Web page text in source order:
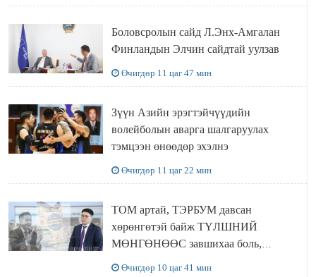
Боловсролын сайд Л.Энх-Амгалан
Финландын Элчин сайдтай уулзав
Өчигдөр 11 цаг 47 мин
Зүүн Азийн эрэгтэйчүүдийн
волейболын аварга шалгаруулах
тэмцээн өнөөдөр эхэлнэ
Өчигдөр 11 цаг 22 мин
ТОМ артай, ТЭРБУМ давсан
хөрөнгөтэй байж ТҮЛШНИЙ
МӨНГӨНӨӨС завшихаа боль,
Өчигдөр 10 цаг 41 мин